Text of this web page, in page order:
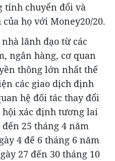
tính chuyển đổi và
họ với Money20/20.
lãnh đạo từ các
ngân hàng, cơ quan
thông lớn nhất thế
các giao dịch định
hệ đối tác thay đổi
hội xác định tương lai
25 ​​tháng 4 năm
4 đế 6 tháng 6 năm
27 đến 30 tháng 10